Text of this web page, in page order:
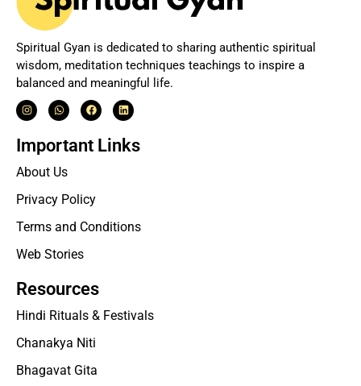
Spiritual Gyan is dedicated to sharing authentic spiritual
wisdom, meditation techniques teachings to inspire a
balanced and meaningful life.
Important Links
About Us
Privacy Policy
Terms and Conditions
Web Stories
Resources
Hindi Rituals & Festivals
Chanakya Niti
Bhagavat Gita